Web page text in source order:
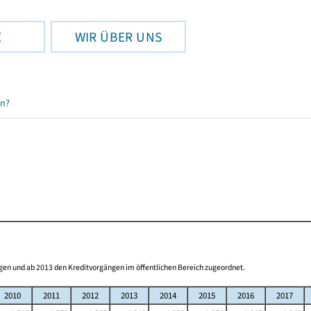
WIR ÜBER UNS
und ab 2013 den Kreditvorgängen im öffentlichen Bereich zugeordnet.
2010 2011 2012 2013 2014 2015 2016
2017